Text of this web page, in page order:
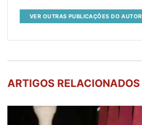
VER OUTRAS PUBLICAÇÕES DO AUTOR
ARTIGOS RELACIONADOS